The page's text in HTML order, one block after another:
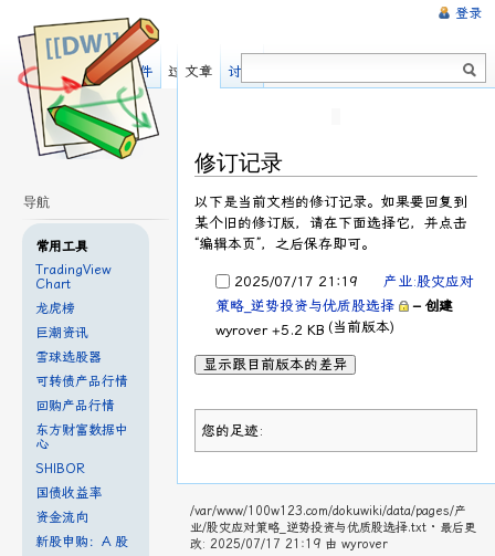
修订记录
以下是当前文档的修订记录。如果要回复到
某个旧的修订版，请在下面选择它，并点击
“编辑本页”，之后保存即可。
2025/07/17 21:19
产业:股灾应对
策略_逆势投资与优质股选择
– 创建
wyrover +5.2 KB (当前版本)
显示跟目前版本的差异
您的足迹:
登录
文章 讨论
阅读 显示源文件 过去修订
导航
常用工具
TradingView
Chart
龙虎榜
巨潮资讯
雪球选股器
可转债产品行情
回购产品行情
东方财富数据中
心
SHIBOR
国债收益率
资金流向
新股申购：A 股
/var/www/100w123.com/dokuwiki/data/pages/产
业/股灾应对策略_逆势投资与优质股选择.txt · 最后更
改: 2025/07/17 21:19 由 wyrover